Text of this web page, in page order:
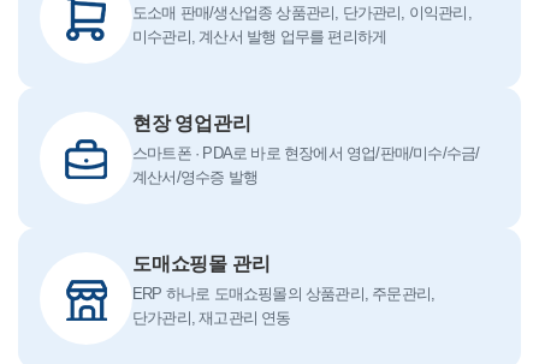
도소매 판매/생산업종 상품관리, 단가관리, 이익관리,
미수관리, 계산서 발행 업무를 편리하게
현장 영업관리
스마트폰 · PDA로 바로 현장에서 영업/판매/미수/수금/
계산서/영수증 발행
도매쇼핑몰 관리
ERP 하나로 도매쇼핑몰의 상품관리, 주문관리,
단가관리, 재고관리 연동